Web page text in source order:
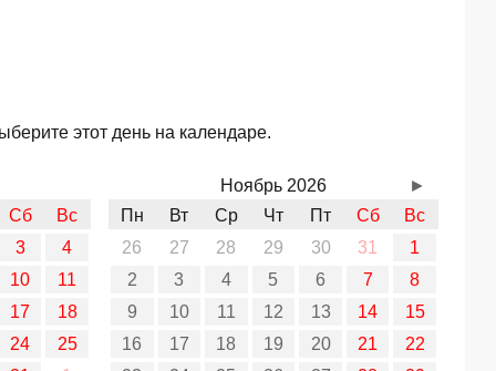
этот день на календаре.
Сб
Вс
3
4
10
11
17
18
24
25
Ноябрь 2026
Пн
Вт Ср Чт Пт Сб
Вс
26
27 28 29 30 31
1
2
3 4 5 6 7
8
9
10 11 12 13 14
15
16
17 18 19 20 21
22
►